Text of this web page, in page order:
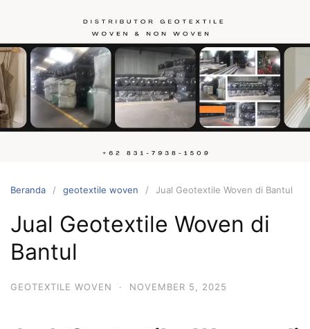
konten
Hubungi
kami
Beranda geotextile woven Jual Geotextile Woven di Bantul
Jual Geotextile Woven di
Bantul
GEOTEXTILE WOVEN · NOVEMBER 5, 2025